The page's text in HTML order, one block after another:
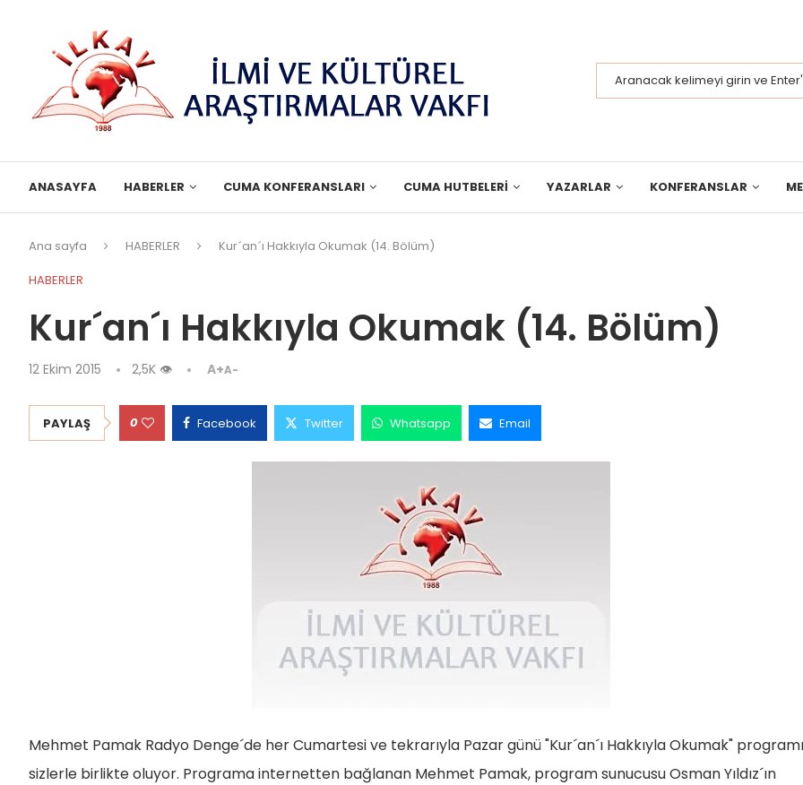
ANASAYFA HABERLER CUMA KONFERANSLARI CUMA HUTBELERI YAZARLAR KONFERANSLAR
Ana sayfa HABERLER
Kur´an´ı Hakkıyla Okumak (14. Bölüm)
HABERLER
Kur´an´ı Hakkıyla Okumak (14. Bölüm)
12 Ekim 2015 2,5K 👁 A+A-
PAYLAŞ 0 Facebook Twitter Whatsapp Email
Mehmet Pamak Radyo Denge´de her Cumartesi ve tekrarıyla Pazar günü "Kur´an´ı Hakkıyla Okumak"
sizlerle birlikte oluyor. Programa internetten bağlanan Mehmet Pamak, program sunucusu Osman Yıldız´ın